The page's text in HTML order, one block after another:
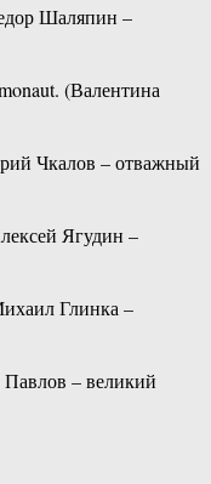
Шаляпин –
(Валентина
Чкалов – отважный
Ягудин –
Глинка –
Павлов – великий